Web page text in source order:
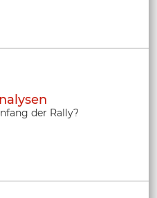
der Rally?